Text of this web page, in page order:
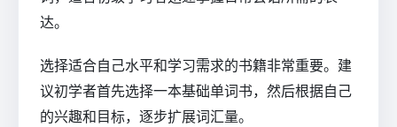
达。
选择适合自己水平和学习需求的书籍非常重要。建
议初学者首先选择一本基础单词书，然后根据自己
的兴趣和目标，逐步扩展词汇量。